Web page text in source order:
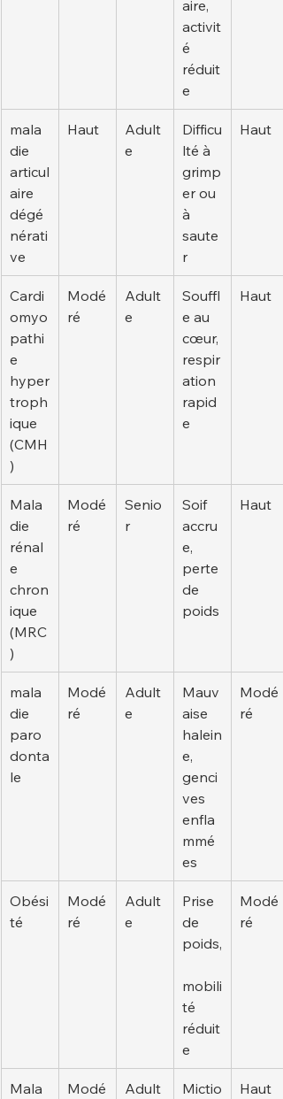
aire,
activit
é
réduit
e
mala
die
articul
aire
dégé
nérati
ve
Haut
Adult
e
Difficu
lté à
grimp
er ou
à
saute
r
Haut
Cardi
omyo
pathi
e
hyper
troph
ique
(CMH
)
Modé
ré
Adult
e
Souffl
e au
cœur,
respir
ation
rapid
e
Haut
Mala
die
rénal
e
chron
ique
(MRC
)
Modé
ré
Senio
r
Soif
accru
e,
perte
de
poids
Haut
mala
die
paro
donta
le
Modé
ré
Adult
e
Mauv
aise
halein
e,
genci
ves
enfla
mmé
es
Modé
ré
Obési
té
Modé
ré
Adult
e
Prise
de
poids,
mobili
té
réduit
e
Modé
ré
Mala
Modé
Adult
Mictio
Haut